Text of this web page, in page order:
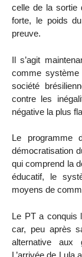
celle de la sortie
forte, le poids
preuve.
Il s’agit
comme système
société
contre les
négative la plus
Le programme
démocratisation
qui comprend la
éducatif, le
moyens de
Le PT a conquis
car, peu après
alternative aux